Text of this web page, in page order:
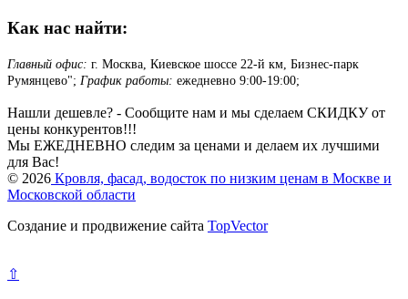
Как нас найти:
Главный офис: г. Москва, Киевское шоссе 22-й км, Бизнес-парк
Румянцево"; График работы: ежедневно 9:00-19:00;
Нашли дешевле? - Сообщите нам и мы сделаем СКИДКУ от
цены конкурентов!!!
Мы ЕЖЕДНЕВНО следим за ценами и делаем их лучшими
для Вас!
© 2026 Кровля, фасад, водосток по низким ценам в Москве и
Московской области
Создание и продвижение сайта TopVector
⇧